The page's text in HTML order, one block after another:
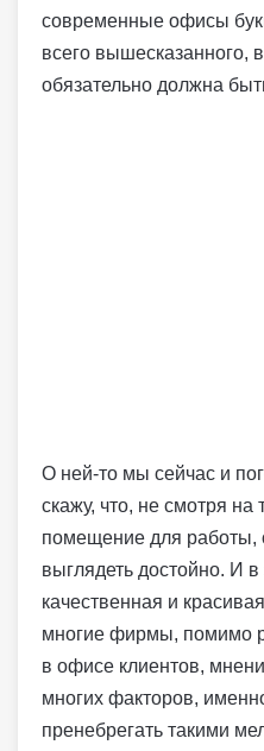
современные офисы
всего вышесказанного,
обязательно должна
О ней-то мы сейчас и
скажу, что, не смотря на
помещение для работы,
выглядеть достойно. И
качественная и красивая
многие фирмы, помимо
в офисе клиентов,
многих факторов,
пренебрегать такими